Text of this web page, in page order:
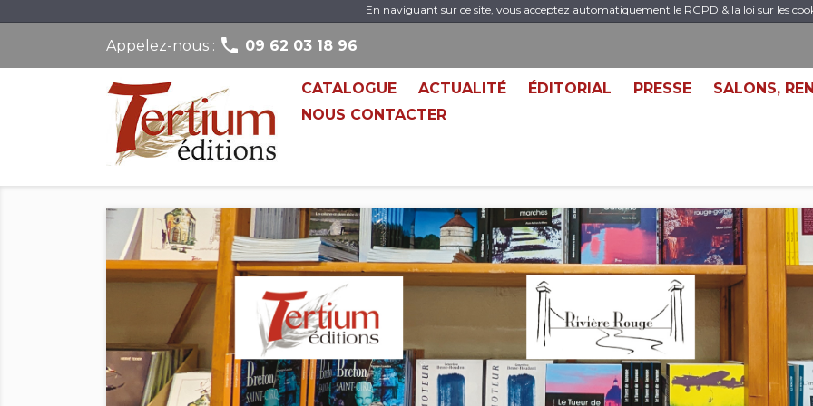
En naviguant sur ce site, vous acceptez automatiquement le RGPD & la loi sur les
Appelez-nous :  09 62 03 18 96
CATALOGUE ACTUALITÉ ÉDITORIAL PRESSE
SALONS,
NOUS CONTACTER